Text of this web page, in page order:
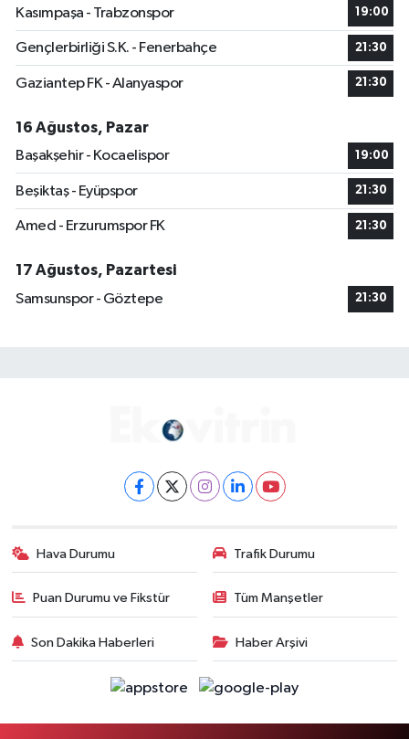
Kasımpaşa - Trabzonspor 19:00
Gençlerbirliği S.K. - Fenerbahçe 21:30
Gaziantep FK - Alanyaspor 21:30
16 Ağustos, Pazar
Başakşehir - Kocaelispor
19:00
Beşiktaş - Eyüpspor 21:30
Amed - Erzurumspor FK 21:30
17 Ağustos, Pazartesi
Samsunspor - Göztepe
21:30
Hava Durumu Trafik Durumu
Puan Durumu ve Fikstür Tüm Manşetler
Son Dakika Haberleri Haber Arşivi